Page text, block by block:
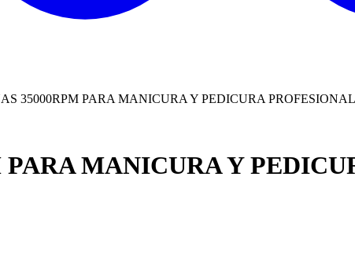
35000RPM PARA MANICURA Y PEDICURA PROFESIONAL
PARA MANICURA Y